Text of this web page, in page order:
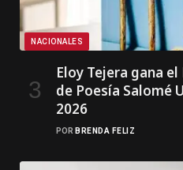
NACIONALES
Eloy Tejera gana
de Poesía Salomé
2026
POR BRENDA FELIZ